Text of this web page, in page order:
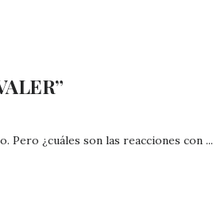
Pero ¿cuáles son las reacciones con ...